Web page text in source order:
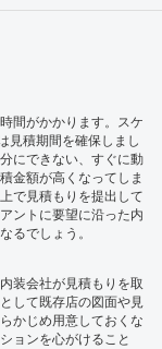
間がかかります。スケ
見積期間を確保しまし
にできない、すぐに動
金額が高くなってしま
で見積もりを提出して
ントに要望に沿った内
るでしょう。
装会社が見積もりを取
して既存店の図面や見
かじめ用意しておくな
ョンを心がけること